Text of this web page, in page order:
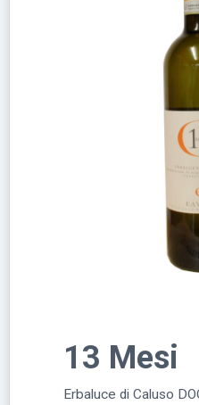
13 Mesi
Erbaluce di Caluso